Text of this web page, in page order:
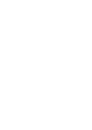
冬は入